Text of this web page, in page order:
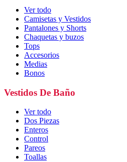
Ver todo
Camisetas y Vestidos
Pantalones y Shorts
Chaquetas y buzos
Tops
Accesorios
Medias
Bonos
Vestidos De Baño
Ver todo
Dos Piezas
Enteros
Control
Pareos
Toallas